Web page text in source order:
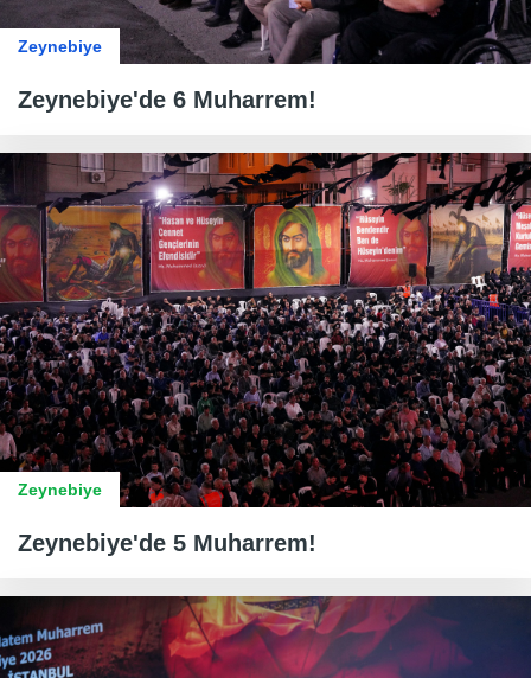
Zeynebiye
Zeynebiye'de 6 Muharrem!
Zeynebiye
Zeynebiye'de 5 Muharrem!